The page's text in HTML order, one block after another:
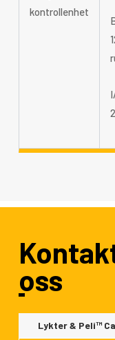
kontrollenhet
oss
Lykter & Peli™